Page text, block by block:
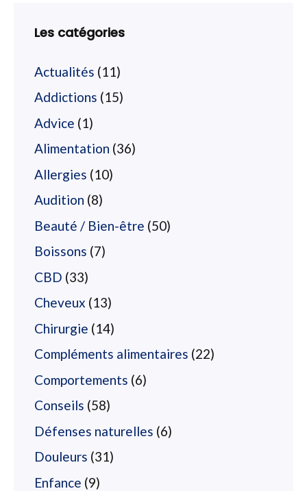
Les catégories
Actualités (11)
Addictions (15)
Advice (1)
Alimentation (36)
Allergies (10)
Audition (8)
Beauté / Bien-être (50)
Boissons (7)
CBD (33)
Cheveux (13)
Chirurgie (14)
Compléments alimentaires (22)
Comportements (6)
Conseils (58)
Défenses naturelles (6)
Douleurs (31)
Enfance (9)